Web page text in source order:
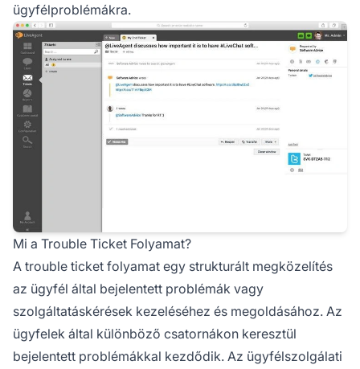
ügyfélproblémákra.
Mi a Trouble Ticket Folyamat?
A trouble ticket folyamat egy strukturált megközelítés
az ügyfél által bejelentett problémák vagy
szolgáltatáskérések kezeléséhez és megoldásához. Az
ügyfelek által különböző csatornákon keresztül
bejelentett problémákkal kezdődik. Az ügyfélszolgálati